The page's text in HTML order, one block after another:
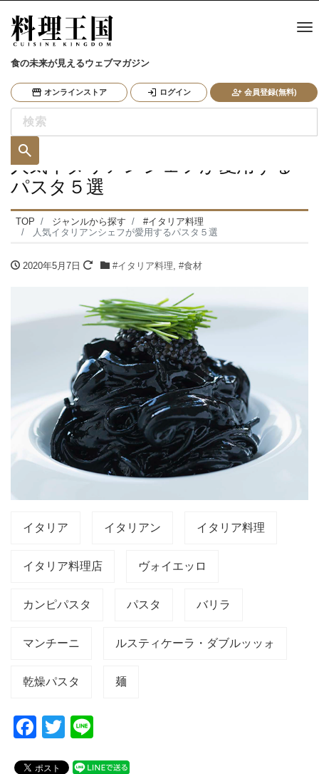
食の未来が見えるウェブマガジン
オンラインストア ログイン 会員登録(無料)
人気イタリアンシェフが愛用する
パスタ５選
TOP ジャンルから探す
#イタリア料理
人気イタリアンシェフが愛用するパスタ５選
2020年5月7日 #イタリア料理, #食材
イタリア イタリアン イタリア料理
イタリア料理店 ヴォイエッロ
カンピパスタ パスタ バリラ
マンチーニ ルスティケーラ・ダブルッッォ
乾燥パスタ 麺
F
T